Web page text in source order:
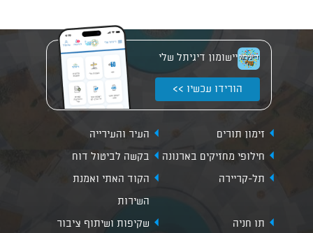
יישומון דיגיתל שלי
הורידו עכשיו >>
זימון תורים
העיר והעירייה
חילופי מחזיקים בארנונה
בקשה לביטול דוח
תל-קריירה
הקוד האתי ואמנת
השירות
תו חניה
שקיפות ושיתוף ציבור